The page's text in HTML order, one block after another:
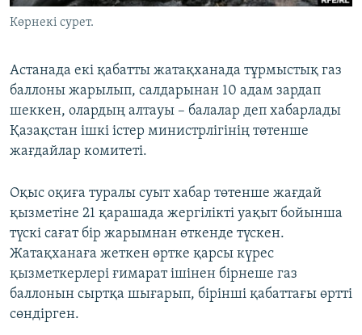
Көрнекі сурет.
Астанада екі қабатты жатақханада тұрмыстық газ
баллоны жарылып, салдарынан 10 адам зардап
шеккен, олардың алтауы – балалар деп хабарлады
Қазақстан ішкі істер министрлігінің төтенше
жағдайлар комитеті.
Оқыс оқиға туралы суыт хабар төтенше жағдай
қызметіне 21 қарашада жергілікті уақыт бойынша
түскі сағат бір жарымнан өткенде түскен.
Жатақханаға жеткен өртке қарсы күрес
қызметкерлері ғимарат ішінен бірнеше газ
баллонын сыртқа шығарып, бірінші қабаттағы өртті
сөндірген.